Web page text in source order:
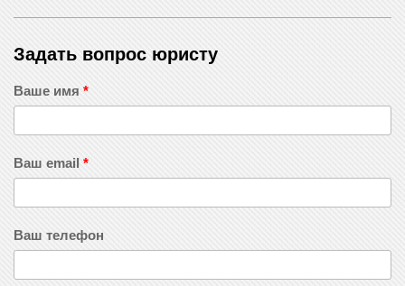
Задать вопрос юристу
Ваше имя *
Ваш email *
Ваш телефон